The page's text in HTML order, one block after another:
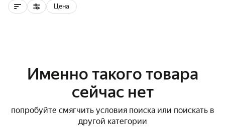
Цена
Именно такого товара
сейчас нет
попробуйте смягчить условия поиска или поискать в
другой категории